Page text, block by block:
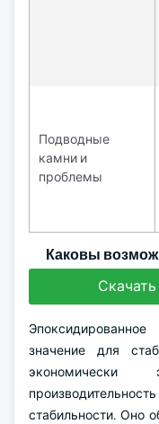
Подводные
камни и
проблемы
Каковы
значение для
стабильности. Оно